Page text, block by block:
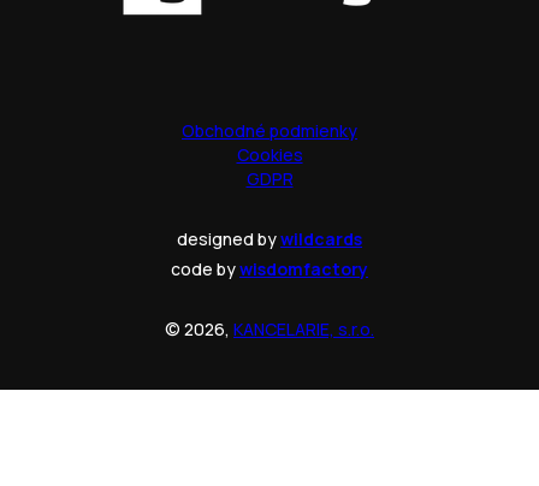
Obchodné podmienky
Cookies
GDPR
designed bywildcards
code bywisdomfactory
© 2026, KANCELARIE, s.r.o.